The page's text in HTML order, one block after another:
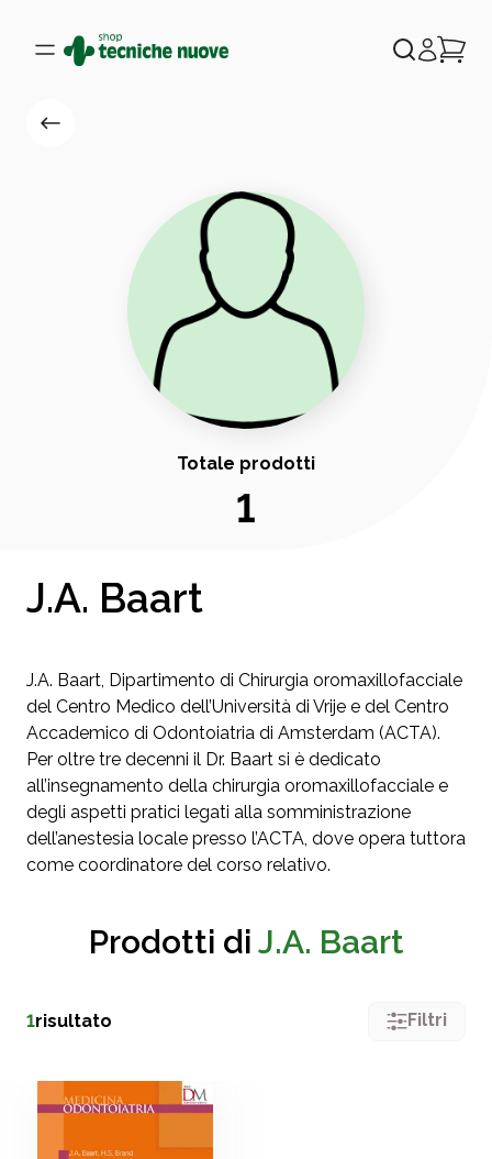
Totale prodotti
1
J.A. Baart
J.A. Baart, Dipartimento di Chirurgia oromaxillofacciale
del Centro Medico dell’Università di Vrije e del Centro
Accademico di Odontoiatria di Amsterdam (ACTA).
Per oltre tre decenni il Dr. Baart si è dedicato
all’insegnamento della chirurgia oromaxillofacciale e
degli aspetti pratici legati alla somministrazione
dell’anestesia locale presso l’ACTA, dove opera tuttora
come coordinatore del corso relativo.
Prodotti di J.A. Baart
1risultato Filtri